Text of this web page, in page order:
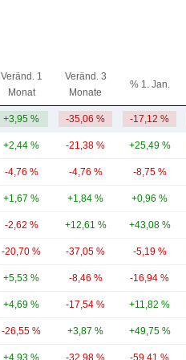
Veränd. 1
Monat
Veränd. 3
Monate
% 1. Jan.
+3,95 % -35,06 % -17,12 %
+2,44 % -21,38 % +25,49 %
-4,76 % -4,76 % -8,75 %
+1,67 % +1,84 % +0,96 %
-2,62 % +12,61 % +43,08 %
-20,70 % -37,05 % -5,19 %
+5,53 % -8,46 % -16,94 %
+4,69 % -17,54 % +11,82 %
-26,55 % +3,87 % +49,75 %
+4,93 % -32,98 % -59,41 %